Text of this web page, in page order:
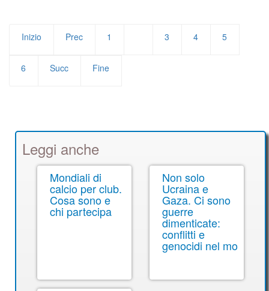
Inizio Prec 1 3 4 5
6 Succ Fine
Leggi anche
Mondiali di
calcio per club.
Cosa sono e
chi partecipa
Non solo
Ucraina e
Gaza. Ci sono
guerre
dimenticate:
conflitti e
genocidi nel mo